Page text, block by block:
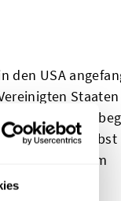
den USA
Markt,
dem Land selbst
du bei einem